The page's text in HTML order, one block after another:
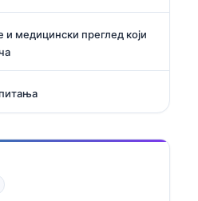
и медицински преглед који